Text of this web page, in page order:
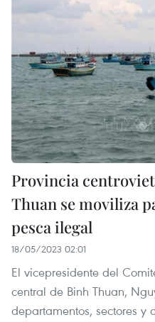
Provincia
Thuan se moviliza
pesca ilegal
18/05/2023 02:01
El vicepresidente del
central de Binh Thuan,
departamentos, sectores y